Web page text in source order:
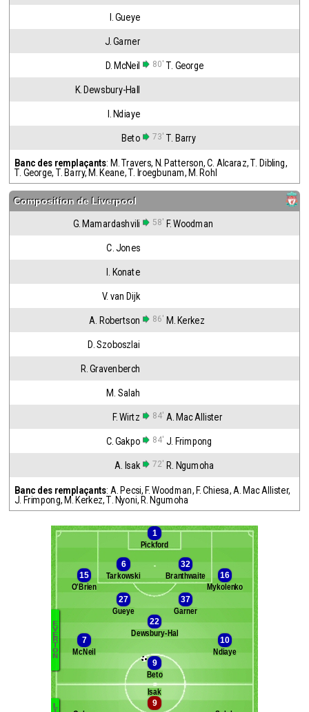
I. Gueye
J. Garner
D. McNeil 80' T. George
K. Dewsbury-Hall
I. Ndiaye
Beto 73' T. Barry
Banc des remplaçants: M. Travers, N. Patterson,C. Alcaraz,T. Dibling,
T. George, T. Barry, M. Keane,T. Iroegbunam, M. Rohl
Composition de Liverpool
G. Mamardashvili 58' F. Woodman
C. Jones
I. Konate
V. van Dijk
A. Robertson 86' M. Kerkez
D. Szoboszlai
R. Gravenberch
M. Salah
F. Wirtz 84' A. Mac Allister
C. Gakpo 84' J. Frimpong
A. Isak 72' R. Ngumoha
Banc des remplaçants: A. Pecsi, F. Woodman, F. Chiesa, A. Mac Allister,
J. Frimpong, M. Kerkez,T. Nyoni, R. Ngumoha